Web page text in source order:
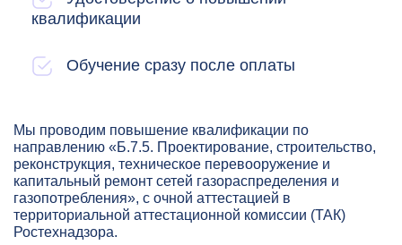
квалификации
Обучение сразу после оплаты
Мы проводим повышение квалификации по
направлению «Б.7.5. Проектирование, строительство,
реконструкция, техническое перевооружение и
капитальный ремонт сетей газораспределения и
газопотребления», с очной аттестацией в
территориальной аттестационной комиссии (ТАК)
Ростехнадзора.